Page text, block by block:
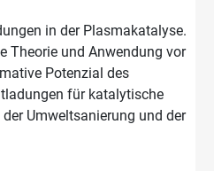
in der Plasmakatalyse.
Theorie und Anwendung vor
Potenzial des
für katalytische
Umweltsanierung und der